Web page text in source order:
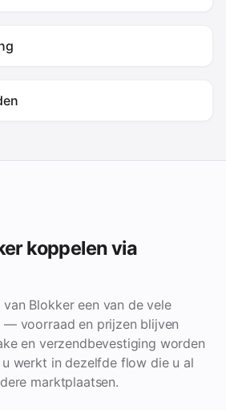
koppelen via
Blokker een van de vele
— voorraad en prijzen blijven
en verzendbevestiging worden
werkt in dezelfde flow die u al
marktplaatsen.